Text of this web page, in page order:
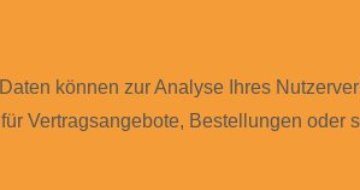
können zur Analyse Ihres
Vertragsangebote, Bestellungen oder